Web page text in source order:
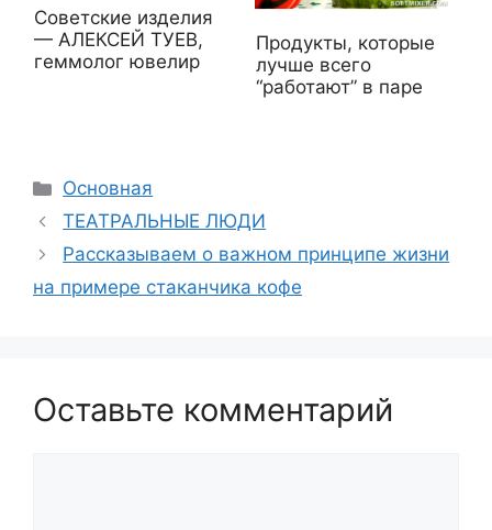
Советские изделия
— АЛЕКСЕЙ ТУЕВ,
геммолог ювелир
Продукты, которые
лучше всего
“работают” в паре
Рубрики
Основная
ТЕАТРАЛЬНЫЕ ЛЮДИ
Рассказываем о важном принципе жизни
на примере стаканчика кофе
Оставьте комментарий